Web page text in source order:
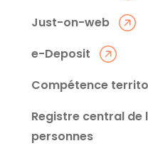
Just-on-web
e-Deposit
Compétence
Registre central
personnes